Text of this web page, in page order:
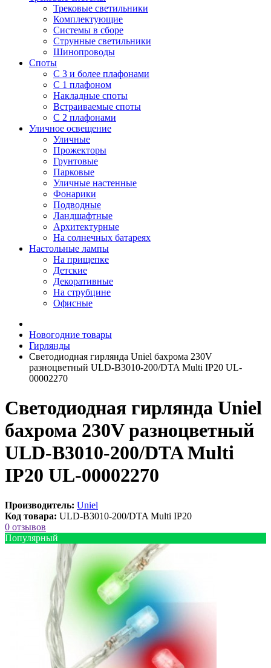
Трековые светильники
Комплектующие
Системы в сборе
Струнные светильники
Шинопроводы
Споты
С 3 и более плафонами
С 1 плафоном
Накладные споты
Встраиваемые споты
С 2 плафонами
Уличное освещение
Уличные
Прожекторы
Грунтовые
Парковые
Уличные настенные
Фонарики
Подводные
Ландшафтные
Архитектурные
На солнечных батареях
Настольные лампы
На прищепке
Детские
Декоративные
На струбцине
Офисные
Новогодние товары
Гирлянды
Светодиодная гирлянда Uniel бахрома 230V
разноцветный ULD-B3010-200/DTA Multi IP20 UL-
00002270
Светодиодная гирлянда Uniel
бахрома 230V разноцветный
ULD-B3010-200/DTA Multi
IP20 UL-00002270
Производитель: Uniel
Код товара: ULD-B3010-200/DTA Multi IP20
0 отзывов
Популярный